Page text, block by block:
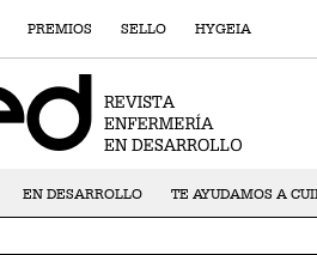
PREMIOS SELLO HYGEIA
EN DESARROLLO TE AYUDAMOS A